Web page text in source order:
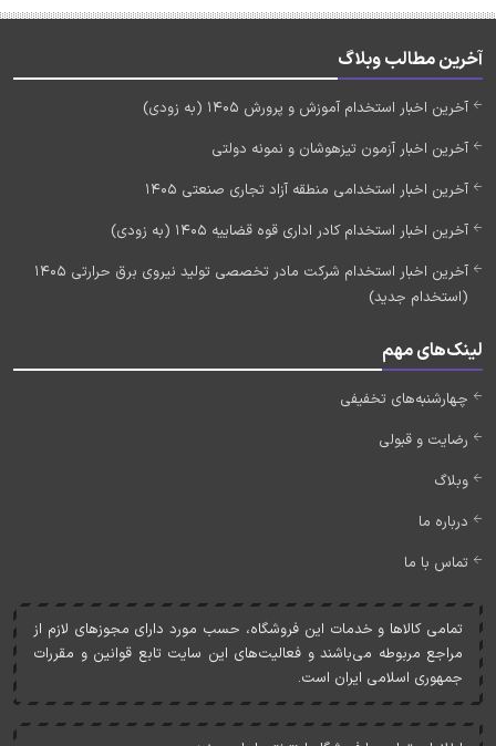
آخرین مطالب وبلاگ
آخرین اخبار استخدام آموزش و پرورش 1405 (به زودی)
آخرین اخبار آزمون تیزهوشان و نمونه دولتی
آخرین اخبار استخدامی منطقه آزاد تجاری صنعتی 1405
آخرین اخبار استخدام کادر اداری قوه قضاییه 1405 (به زودی)
آخرین اخبار استخدام شرکت مادر تخصصی تولید نیروی برق حرارتی 1405
(استخدام جدید)
لینک‌های مهم
چهارشنبه‌های تخفیفی
رضایت و قبولی
وبلاگ
درباره ما
تماس با ما
تمامی کالاها و خدمات اين فروشگاه، حسب مورد دارای مجوزهای لازم از
مراجع مربوطه می‌باشند و فعاليت‌های اين سايت تابع قوانين و مقررات
جمهوری اسلامی ايران است.